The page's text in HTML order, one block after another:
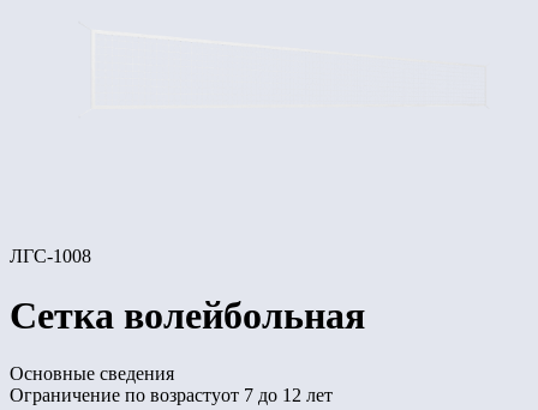
ЛГС-1008
Сетка волейбольная
Основные сведения
Ограничение по возрастуот 7 до 12 лет